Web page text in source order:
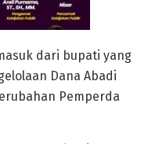
dari bupati yang
Dana Abadi
Pemperda